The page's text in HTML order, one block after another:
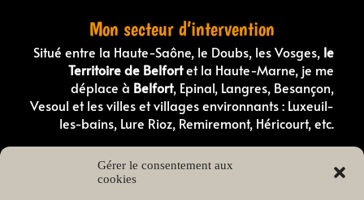
Gérer le consentement aux
cookies
Mon secteur d’intervention
Situé entre la Haute-Saône, le Doubs, les Vosges, le
Territoire de Belfortet la Haute-Marne, je me
déplace à Belfort, Epinal, Langres, Besançon,
Vesoul et les villes et villages environnants : Luxeuil-
les-bains, Lure Rioz, Remiremont, Héricourt, etc.
Comportementaliste canin en Haute-Saone
Comportementaliste canin dans les Vosges